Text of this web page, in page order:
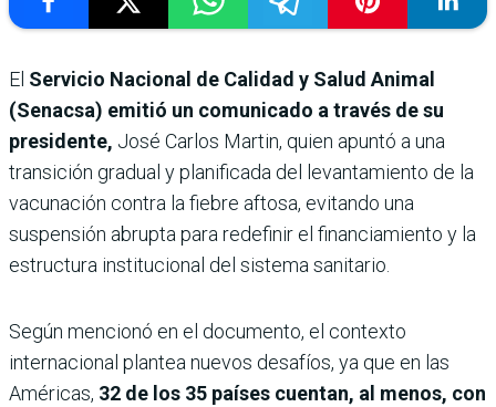
El Servicio Nacional de Calidad y Salud Animal
(Senacsa) emitió un comunicado a través de su
presidente, José Carlos Martin, quien apuntó a una
transición gradual y planificada del levantamiento de la
vacunación contra la fiebre aftosa, evitando una
suspensión abrupta para redefinir el financiamiento y la
estructura institucional del sistema sanitario.
Según mencionó en el documento, el contexto
internacional plantea nuevos desafíos, ya que en las
Américas, 32 de los 35 países cuentan, al menos, con